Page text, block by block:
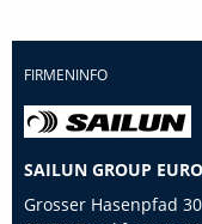
FIRMENINFO
SAILUN GROUP
Grosser Hasenpfad 30